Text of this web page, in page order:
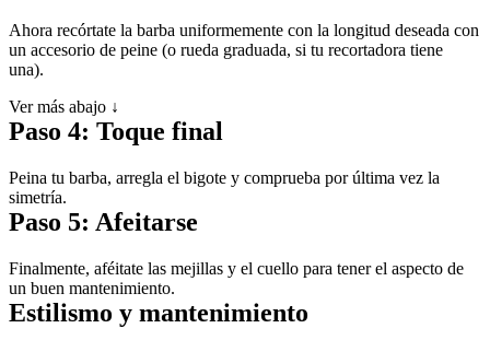
Ahora recórtate la barba uniformemente con la longitud deseada con
un accesorio de peine (o rueda graduada, si tu recortadora tiene
una).
Ver más abajo ↓
Paso 4: Toque final
Peina tu barba, arregla el bigote y comprueba por última vez la
simetría.
Paso 5: Afeitarse
Finalmente, aféitate las mejillas y el cuello para tener el aspecto de
un buen mantenimiento.
Estilismo y mantenimiento